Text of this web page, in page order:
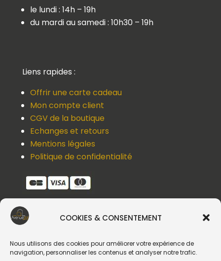
COOKIES & CONSENTEMENT
Nous utilisons des cookies pour améliorer votre expérience de
navigation, personnaliser les contenus et analyser notre trafic.
le lundi : 14h – 19h
du mardi au samedi : 10h30 – 19h
Liens rapides :
Offrir une carte cadeau
Mon compte client
CGV de la boutique
Echanges et retours
Mentions légales
Politique de confidentialité
Une question, un devis, un souci ?
Contactez-nous !